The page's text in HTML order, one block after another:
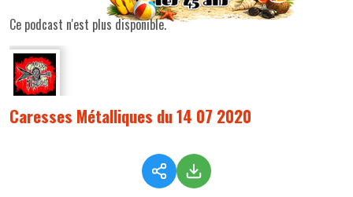
Ce podcast n'est plus disponible.
Caresses Métalliques du 14 07 2020